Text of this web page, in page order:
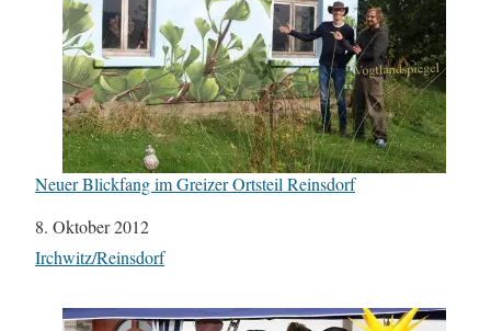
Neuer Blickfang im Greizer Ortsteil Reinsdorf
Datum
8. Oktober 2012
In Bezug auf
Irchwitz/Reinsdorf